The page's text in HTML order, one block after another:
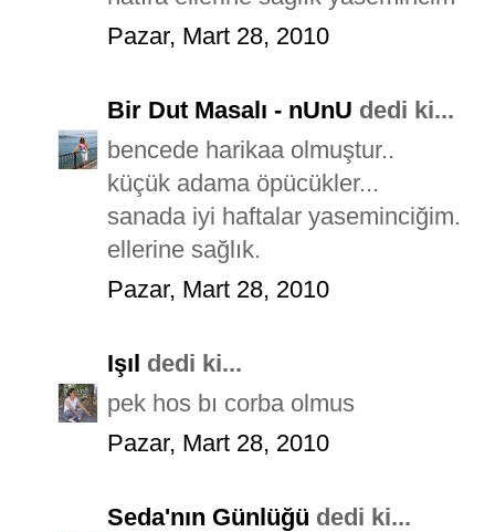
Pazar, Mart 28, 2010
Bir Dut Masalı - nUnU dedi ki...
bencede harikaa olmuştur..
küçük adama öpücükler...
sanada iyi haftalar yaseminciğim.
ellerine sağlık.
Pazar, Mart 28, 2010
Işıl dedi ki...
pek hos bı corba olmus
Pazar, Mart 28, 2010
Seda'nın Günlüğü dedi ki...